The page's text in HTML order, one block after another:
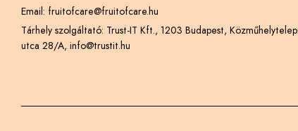
Email: fruitofcare@fruitofcare.hu
Tárhely szolgáltató: Trust-IT Kft., 1203 Budapest, Közműhelytelep
utca 28/A, info@trustit.hu